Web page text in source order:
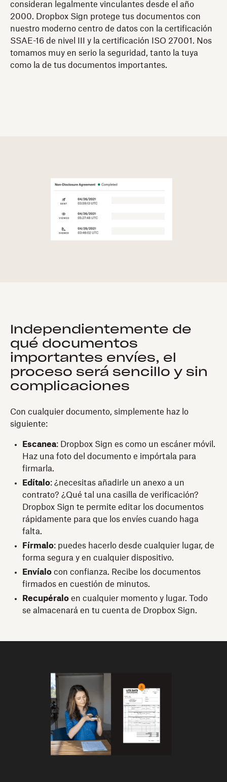
consideran legalmente vinculantes desde el año
2000. Dropbox Sign protege tus documentos con
nuestro moderno centro de datos con la certificación
SSAE-16 de nivel III y la certificación ISO 27001. Nos
tomamos muy en serio la seguridad, tanto la tuya
como la de tus documentos importantes.
Independientemente de
qué documentos
importantes envíes, el
proceso será sencillo y sin
complicaciones
Con cualquier documento, simplemente haz lo
siguiente:
Escanea: Dropbox Sign es como un escáner móvil.
Haz una foto del documento e impórtala para
firmarla.
Edítalo: ¿necesitas añadirle un anexo a un
contrato? ¿Qué tal una casilla de verificación?
Dropbox Sign te permite editar los documentos
rápidamente para que los envíes cuando haga
falta.
Fírmalo: puedes hacerlo desde cualquier lugar, de
forma segura y en cualquier dispositivo.
Envíalo con confianza. Recibe los documentos
firmados en cuestión de minutos.
Recupéralo en cualquier momento y lugar. Todo
se almacenará en tu cuenta de Dropbox Sign.